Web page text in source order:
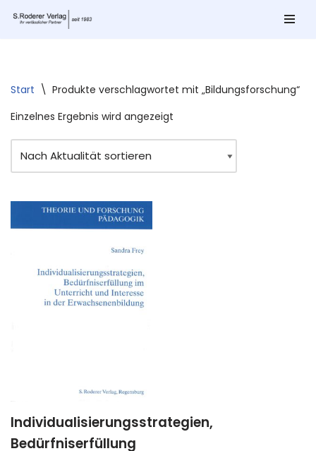
Start \ Produkte verschlagwortet mit „Bildungsforschung“
Einzelnes Ergebnis wird angezeigt
Individualisierungsstrategien,
Bedürfniserfüllung